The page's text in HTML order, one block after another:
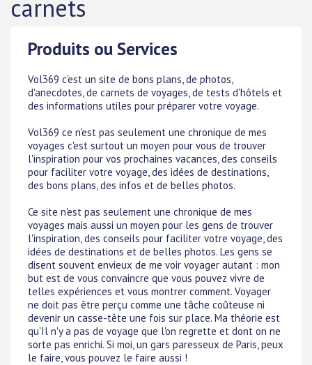
carnets
Produits ou Services
Vol369 c'est un site de bons plans, de photos,
d'anecdotes, de carnets de voyages, de tests d'hôtels et
des informations utiles pour préparer votre voyage.
Vol369 ce n'est pas seulement une chronique de mes
voyages c'est surtout un moyen pour vous de trouver
l'inspiration pour vos prochaines vacances, des conseils
pour faciliter votre voyage, des idées de destinations,
des bons plans, des infos et de belles photos.
Ce site n'est pas seulement une chronique de mes
voyages mais aussi un moyen pour les gens de trouver
l'inspiration, des conseils pour faciliter votre voyage, des
idées de destinations et de belles photos. Les gens se
disent souvent envieux de me voir voyager autant : mon
but est de vous convaincre que vous pouvez vivre de
telles expériences et vous montrer comment. Voyager
ne doit pas être perçu comme une tâche coûteuse ni
devenir un casse-tête une fois sur place. Ma théorie est
qu'Il n'y a pas de voyage que l'on regrette et dont on ne
sorte pas enrichi. Si moi, un gars paresseux de Paris, peux
le faire, vous pouvez le faire aussi !